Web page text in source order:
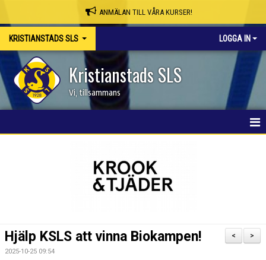
ANMÄLAN TILL VÅRA KURSER!
KRISTIANSTADS SLS LOGGA IN
Kristianstads SLS
Vi, tillsammans
KSLS WEBBSHOP
>
<
Hjälp KSLS att vinna Biokampen!
2025-10-25 09:54